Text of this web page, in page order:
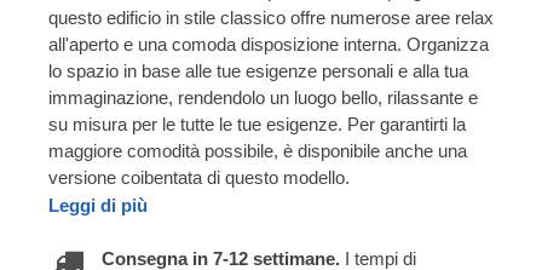
questo edificio in stile classico offre numerose aree relax
all'aperto e una comoda disposizione interna. Organizza
lo spazio in base alle tue esigenze personali e alla tua
immaginazione, rendendolo un luogo bello, rilassante e
su misura per le tutte le tue esigenze. Per garantirti la
maggiore comodità possibile, è disponibile anche una
versione coibentata di questo modello.
Leggi di più
Consegna in 7-12 settimane. I tempi di